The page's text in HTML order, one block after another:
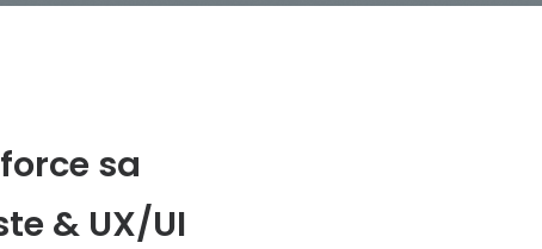
sa
& UX/UI